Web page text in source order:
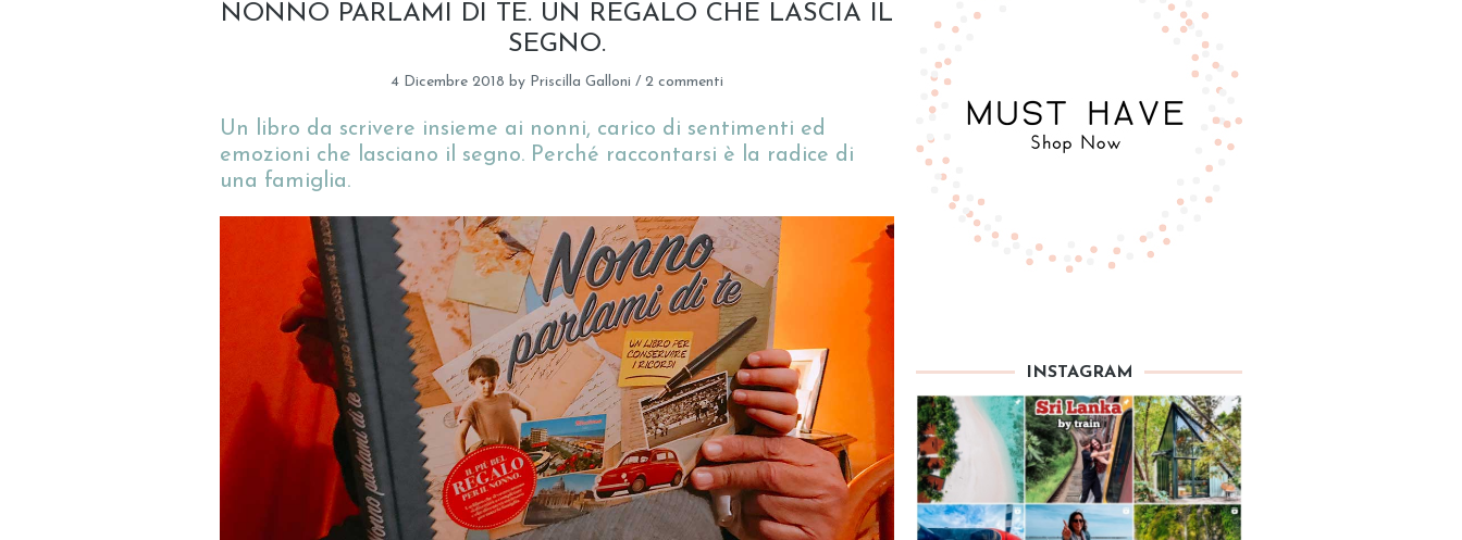
NONNO PARLAMI DI TE. UN REGALO CHE LASCIA IL
SEGNO.
4 Dicembre 2018 by Priscilla Galloni / 2 commenti
Un libro da scrivere insieme ai nonni, carico di sentimenti ed
emozioni che lasciano il segno. Perché raccontarsi è la radice di
una famiglia.
INSTAGRAM